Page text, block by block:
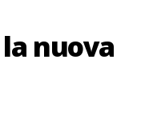
la nuova